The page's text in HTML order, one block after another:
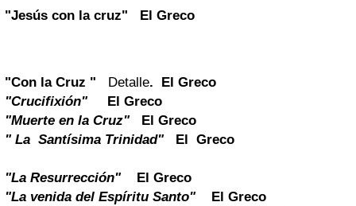
"Jesús con la cruz"
El Greco
"Con la Cruz " Detalle. El Greco
"Crucifixión"
El Greco
"Muerte en la Cruz"El Greco
" La Santísima Trinidad"
El Greco
"La Resurrección"El Greco
"La venida del Espíritu Santo" El Greco